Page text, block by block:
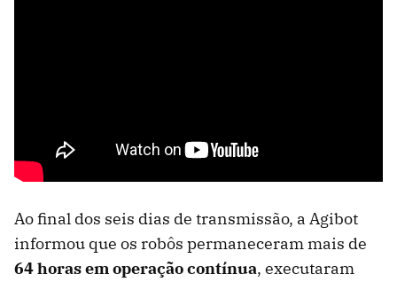
Ao final dos seis dias de transmissão, a Agibot
informou que os robôs permaneceram mais de
64 horas em operação contínua, executaram